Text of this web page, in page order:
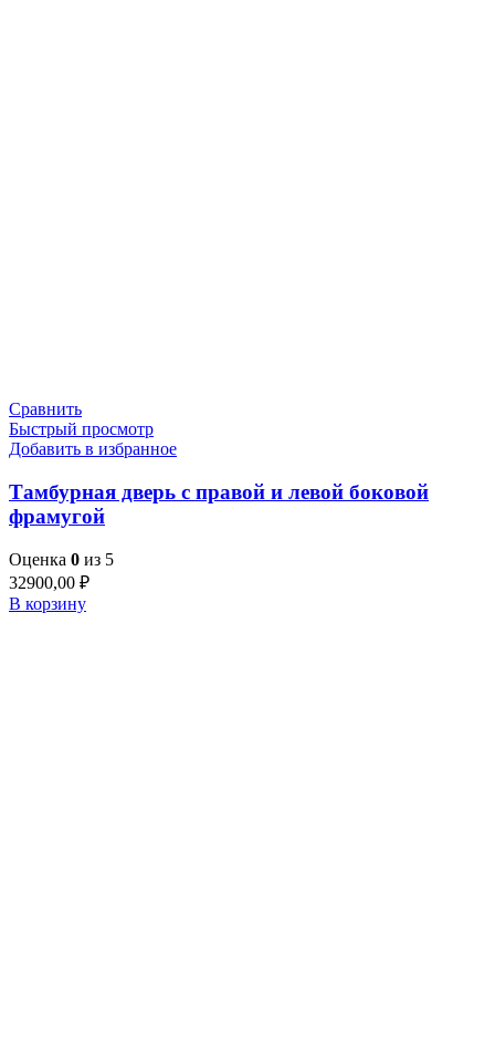
Сравнить
Быстрый просмотр
Добавить в избранное
Тамбурная дверь с правой и левой боковой
фрамугой
Оценка 0 из 5
32900,00 ₽
В корзину